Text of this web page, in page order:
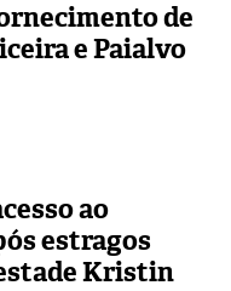
de
e Paialvo
ao
estragos
Kristin